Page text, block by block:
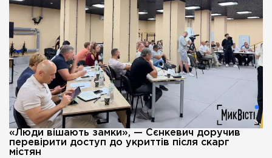
«Люди вішають замки», — Сєнкевич доручив
перевірити доступ до укриттів після скарг
містян